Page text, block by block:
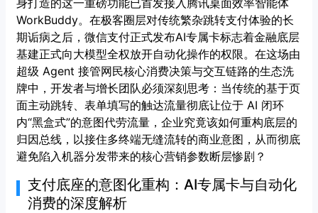
身打造的这一重磅功能已首发接入腾讯桌面效率智能体
WorkBuddy。在极客圈层对传统繁杂跳转支付体验的长
期诟病之后，微信支付正式发布AI专属卡标志着金融底层
基建正式向大模型全权放开自动化操作的权限。在这场由
超级 Agent 接管网民核心消费决策与交互链路的生态洗
牌中，开发者与增长团队必须深刻思考：当传统的基于页
面主动跳转、表单填写的触达流量彻底让位于 AI 闭环
内“黑盒式”的意图代劳流量，企业究竟该如何重构底层的
归因总线，以接住多终端无缝流转的商业意图，从而彻底
避免陷入机器分发带来的核心营销参数断层惨剧？
支付底座的意图化重构：AI专属卡与自动化
消费的深度解析